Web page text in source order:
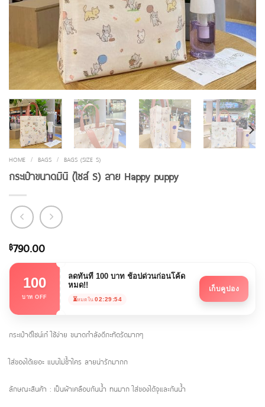
HOME / BAGS / BAGS (SIZE S)
กระเป๋าขนาดมินิ (ไซส์ S) ลาย Happy puppy
฿790.00
100
บาท OFF
ลดทันที 100 บาท ช้อปด่วนก่อนโค้ด
หมด!!
⏳หมดใน 02:29:54
เก็บคูปอง
กระเป๋าดีไซน์เก๋ ใช้ง่าย ขนาดกำลังดีกะทัดรัดมากๆ
ใส่ของได้เยอะ แบบไม่ซ้ำใคร ลายน่ารักมากก
ลักษณะสินค้า : เป็นผ้าเคลือบกันน้ำ ทนมาก ใส่ของได้จุและกันน้ำ